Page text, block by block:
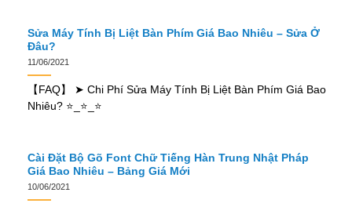
Sửa Máy Tính Bị Liệt Bàn Phím Giá Bao Nhiêu – Sửa Ở
Đâu?
11/06/2021
【FAQ】 ➤ Chi Phí Sửa Máy Tính Bị Liệt Bàn Phím Giá Bao
Nhiêu? ⭐_⭐_⭐
Cài Đặt Bộ Gõ Font Chữ Tiếng Hàn Trung Nhật Pháp
Giá Bao Nhiêu – Bảng Giá Mới
10/06/2021